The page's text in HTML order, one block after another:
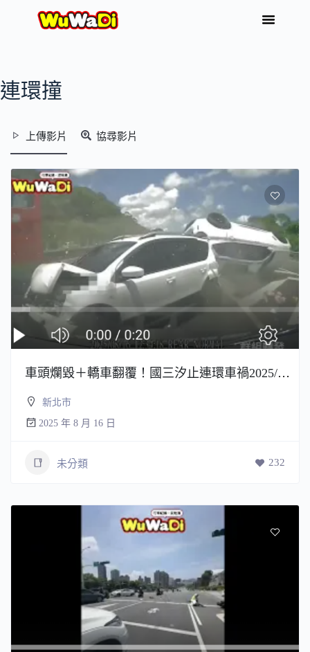
連環撞
上傳影片 協尋影片
車頭爛毀＋轎車翻覆！國三汐止連環車禍2025/8/16 中午
新北市
2025 年 8 月 16 日
未分類 232